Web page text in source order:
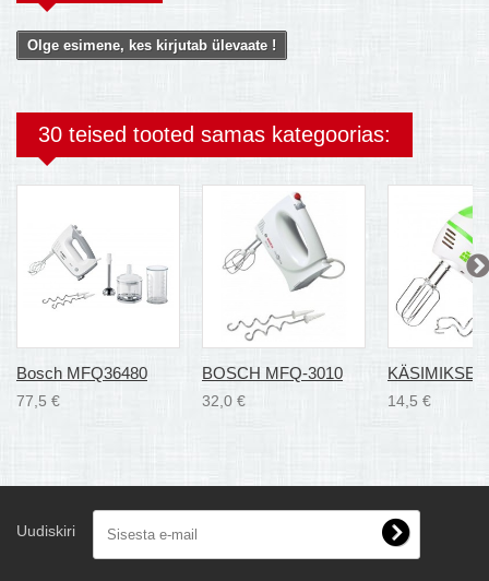
Olge esimene, kes kirjutab ülevaate !
30 teised tooted samas kategoorias:
Bosch MFQ36480
77,5 €
BOSCH MFQ-3010
32,0 € 14,5 €
Uudiskiri